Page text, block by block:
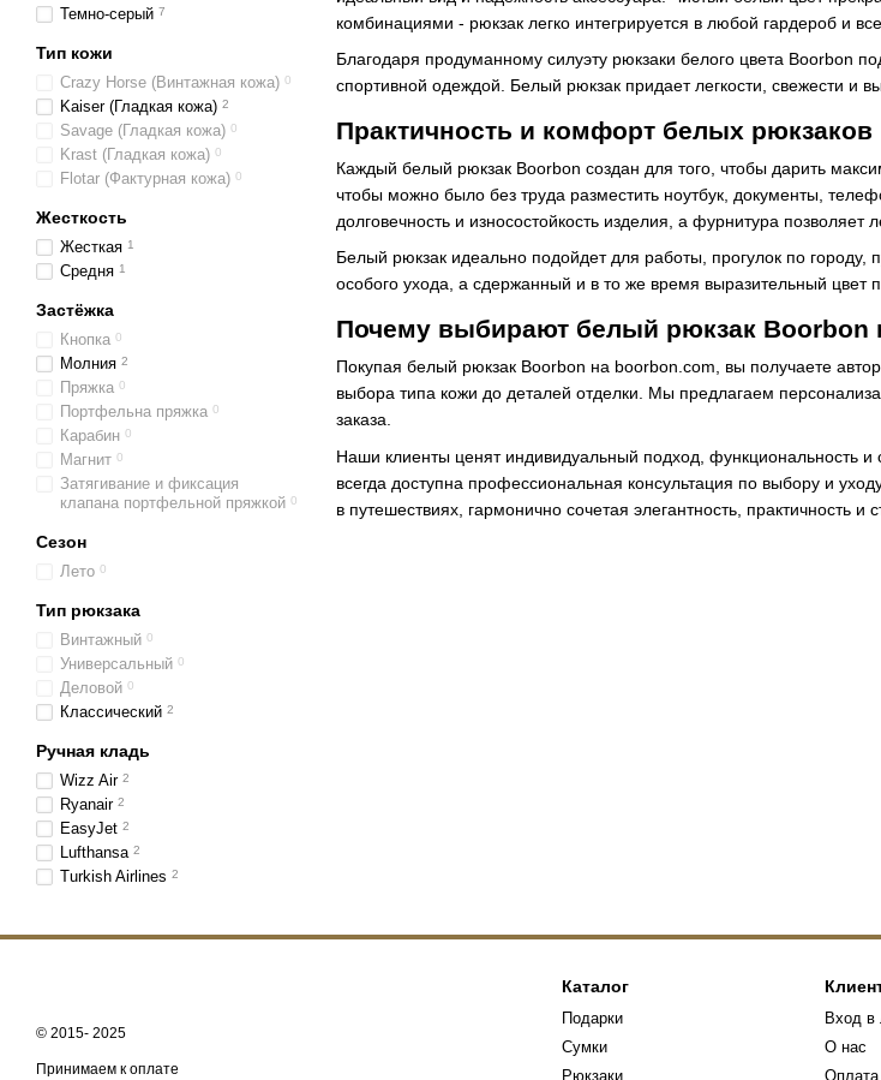
комбинациями - рюкзак легко интегрируется в любой гардероб и
Благодаря продуманному силуэту рюкзаки белого цвета Boorbon
спортивной одеждой. Белый рюкзак придает легкости, свежести и
Практичность и комфорт белых рюкзаков
Каждый белый рюкзак Boorbon создан для того, чтобы дарить
чтобы можно было без труда разместить ноутбук, документы,
долговечность и износостойкость изделия, а фурнитура позволяет
Белый рюкзак идеально подойдет для работы, прогулок по
особого ухода, а сдержанный и в то же время выразительный
Почему выбирают белый рюкзак Boorbon
Покупая белый рюкзак Boorbon на boorbon.com, вы получаете
выбора типа кожи до деталей отделки. Мы предлагаем
заказа.
Наши клиенты ценят индивидуальный подход, функциональность и
всегда доступна профессиональная консультация по выбору и
в путешествиях, гармонично сочетая элегантность, практичность и
Темно-серый 7
Тип кожи
Crazy Horse (Винтажная кожа) 0
Kaiser (Гладкая кожа) 2
Savage (Гладкая кожа) 0
Krast (Гладкая кожа) 0
Flotar (Фактурная кожа) 0
Жесткость
Жесткая 1
Средня 1
Застёжка
Кнопка 0
Молния 2
Пряжка 0
Портфельна пряжка 0
Карабин 0
Магнит 0
Затягивание и фиксация
клапана портфельной пряжкой 0
Сезон
Лето 0
Тип рюкзака
Винтажный 0
Универсальный 0
Деловой 0
Классический 2
Ручная кладь
Wizz Air 2
Ryanair 2
EasyJet 2
Lufthansa 2
Turkish Airlines 2
© 2015- 2025
Принимаем к оплате
Каталог
Подарки
Сумки
Рюкзаки
Вход в
О нас
Оплата